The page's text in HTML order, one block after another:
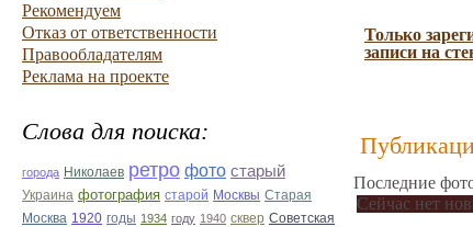
Рекомендуем
Отказ от ответственности
Правообладателям
Реклама на проекте
Слова для поиска:
города Николаев ретро фото старый
Украина фотография старой Москвы Старая
Москва 1920 годы 1934 году 1940 сквер Советская
Только
записи на
Последние
Сейчас нет